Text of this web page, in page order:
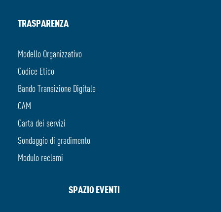
TRASPARENZA
Modello Organizzativo
Codice Etico
Bando Transizione Digitale
CAM
Carta dei servizi
Sondaggio di gradimento
Modulo reclami
SPAZIO EVENTI